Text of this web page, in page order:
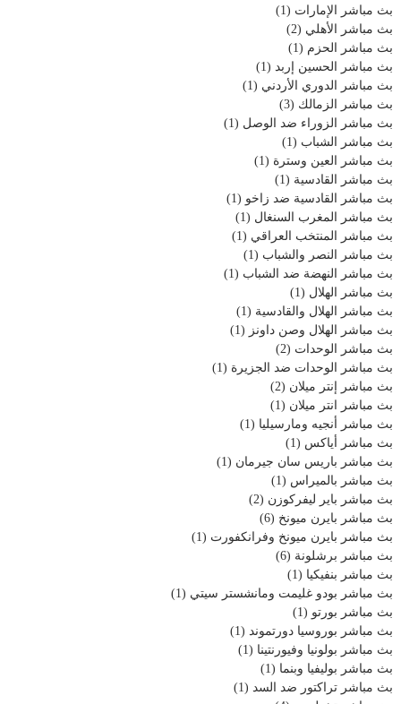
بث مباشر الإمارات (1)
بث مباشر الأهلي (2)
بث مباشر الحزم (1)
بث مباشر الحسين إربد (1)
بث مباشر الدوري الأردني (1)
بث مباشر الزمالك (3)
بث مباشر الزوراء ضد الوصل (1)
بث مباشر الشباب (1)
بث مباشر العين وسترة (1)
بث مباشر القادسية (1)
بث مباشر القادسية ضد زاخو (1)
بث مباشر المغرب السنغال (1)
بث مباشر المنتخب العراقي (1)
بث مباشر النصر والشباب (1)
بث مباشر النهضة ضد الشباب (1)
بث مباشر الهلال (1)
بث مباشر الهلال والقادسية (1)
بث مباشر الهلال وصن داونز (1)
بث مباشر الوحدات (2)
بث مباشر الوحدات ضد الجزيرة (1)
بث مباشر إنتر ميلان (2)
بث مباشر انتر ميلان (1)
بث مباشر أنجيه ومارسيليا (1)
بث مباشر أياكس (1)
بث مباشر باريس سان جيرمان (1)
بث مباشر بالميراس (1)
بث مباشر باير ليفركوزن (2)
بث مباشر بايرن ميونخ (6)
بث مباشر بايرن ميونخ وفرانكفورت (1)
بث مباشر برشلونة (6)
بث مباشر بنفيكيا (1)
بث مباشر بودو غليمت ومانشستر سيتي (1)
بث مباشر بورتو (1)
بث مباشر بوروسيا دورتموند (1)
بث مباشر بولونيا وفيورنتينا (1)
بث مباشر بوليفيا وبنما (1)
بث مباشر تراكتور ضد السد (1)